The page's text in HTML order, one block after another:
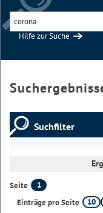
Hilfe zur Suche
Suchfilter
Seite
1
Einträge pro Seite
10